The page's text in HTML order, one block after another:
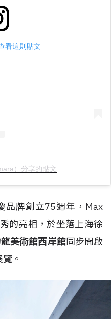
看這則貼文
）分享的貼文
品牌創立75週年，Max
的亮相，於坐落上海徐
龍美術館西岸館同步開啟
。